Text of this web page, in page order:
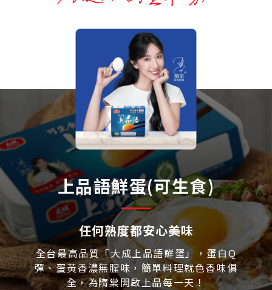
上品語鮮蛋(可生食)
任何熟度都安心美味
全台最高品質「大成上品語鮮蛋」，蛋白Q
彈、蛋黃香濃無腥味，簡單料理就色香味俱
全，為隋棠開啟上品每一天！